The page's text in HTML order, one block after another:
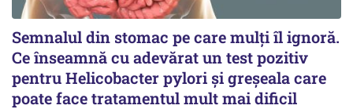
Semnalul din stomac pe care mulți îl ignoră.
Ce înseamnă cu adevărat un test pozitiv
pentru Helicobacter pylori și greșeala care
poate face tratamentul mult mai dificil